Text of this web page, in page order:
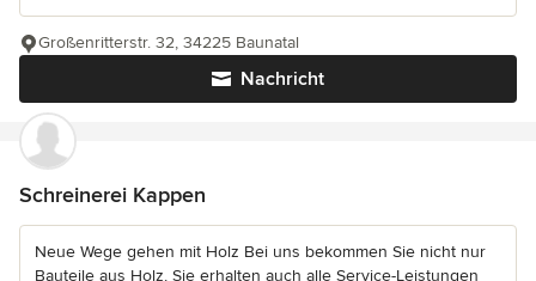
Nachricht
Großenritterstr. 32, 34225 Baunatal
Schreinerei Kappen
Neue Wege gehen mit Holz Bei uns bekommen Sie nicht nur
Bauteile aus Holz, Sie erhalten auch alle Service-Leistungen